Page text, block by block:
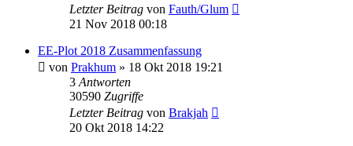
Letzter Beitrag von Fauth/Glum
21 Nov 2018 00:18
EE-Plot 2018 Zusammenfassung
von Prakhum » 18 Okt 2018 19:21
3 Antworten
30590 Zugriffe
Letzter Beitrag von Brakjah
20 Okt 2018 14:22